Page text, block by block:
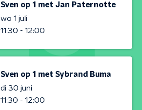
Sven op 1 met Jan Paternotte
wo 1 juli
11:30 - 12:00
Sven op 1 met Sybrand Buma
di 30 juni
11:30 - 12:00